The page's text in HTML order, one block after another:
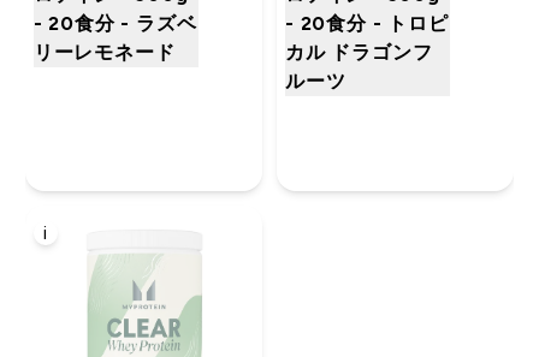
- 20食分 - ラズベ
リーレモネード
- 20食分 - トロピ
カル ドラゴンフ
ルーツ
i